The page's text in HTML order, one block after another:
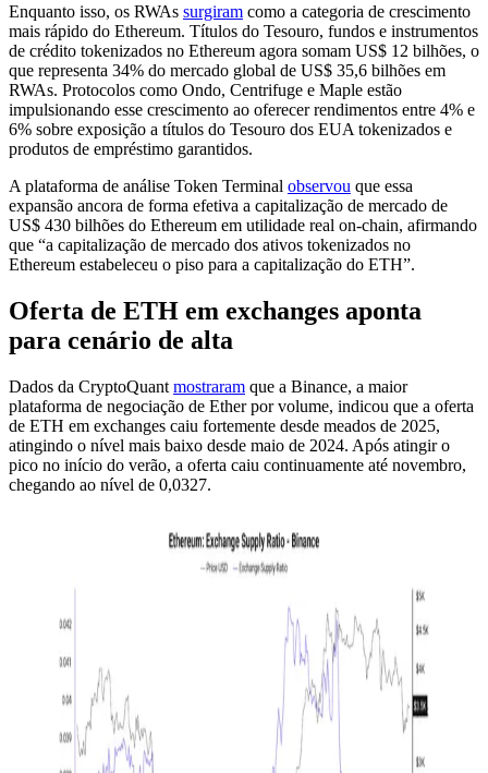
Enquanto isso, os RWAs surgiram como a categoria de crescimento
mais rápido do Ethereum. Títulos do Tesouro, fundos e instrumentos
de crédito tokenizados no Ethereum agora somam US$ 12 bilhões, o
que representa 34% do mercado global de US$ 35,6 bilhões em
RWAs. Protocolos como Ondo, Centrifuge e Maple estão
impulsionando esse crescimento ao oferecer rendimentos entre 4% e
6% sobre exposição a títulos do Tesouro dos EUA tokenizados e
produtos de empréstimo garantidos.
A plataforma de análise Token Terminal observou que essa
expansão ancora de forma efetiva a capitalização de mercado de
US$ 430 bilhões do Ethereum em utilidade real on-chain, afirmando
que “a capitalização de mercado dos ativos tokenizados no
Ethereum estabeleceu o piso para a capitalização do ETH”.
Oferta de ETH em exchanges aponta
para cenário de alta
Dados da CryptoQuant mostraram que a Binance, a maior
plataforma de negociação de Ether por volume, indicou que a oferta
de ETH em exchanges caiu fortemente desde meados de 2025,
atingindo o nível mais baixo desde maio de 2024. Após atingir o
pico no início do verão, a oferta caiu continuamente até novembro,
chegando ao nível de 0,0327.